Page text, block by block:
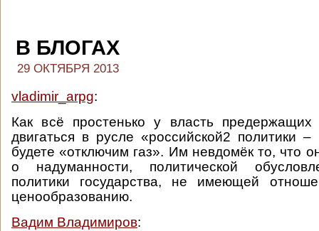
В БЛОГАХ
29 ОКТЯБРЯ 2013
vladimir_arpg:
Как всё простенько у власть
двигаться в русле «российской2 политики
будете «отключим газ». Им невдомёк то, что
о надуманности, политической
политики государства, не имеющей
ценообразованию.
Вадим Владимиров: